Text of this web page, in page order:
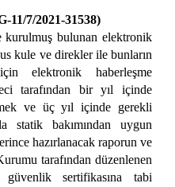
7/2021-31538)
kurulmuş bulunan elektronik
kule ve direkler ile bunların
elektronik haberleşme
tarafından bir yıl içinde
ve üç yıl içinde gerekli
statik bakımından uygun
hazırlanacak raporun ve
tarafından düzenlenen
güvenlik sertifikasına tabi